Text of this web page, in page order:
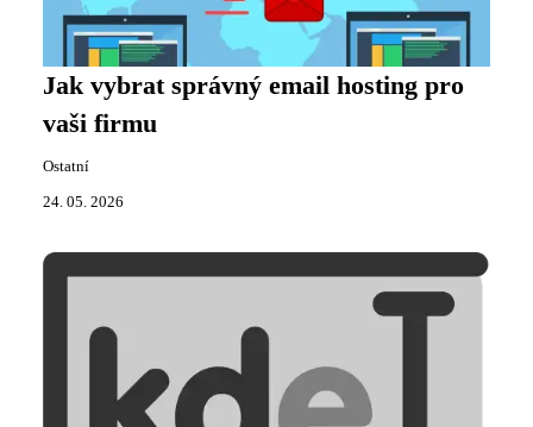
Jak vybrat správný email hosting pro
vaši firmu
Ostatní
24. 05. 2026